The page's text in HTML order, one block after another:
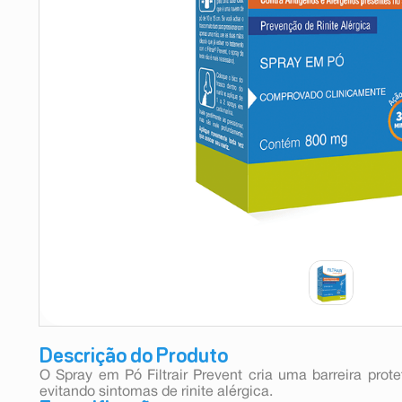
Descrição do Produto
O Spray em Pó Filtrair Prevent cria uma barreira
evitando sintomas de rinite alérgica.
9
esmalte
10ºabsorvente